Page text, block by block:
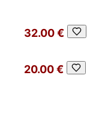
32.00 €
20.00 €